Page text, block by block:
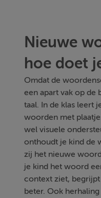
Nieuwe
hoe doet
Omdat de
een apart vak op de
taal. In de klas leert
woorden met
wel visuele
onthoudt je kind de
zij het nieuwe
je kind het woord
context ziet,
beter. Ook